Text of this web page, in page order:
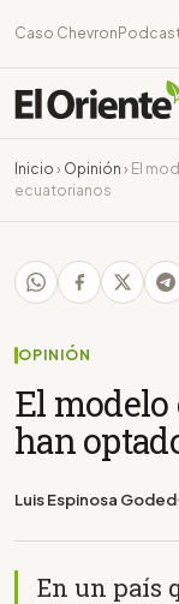
Caso Chevron
Inicio › Opinión › El
ecuatorianos
OPINIÓN
El
han
Luis Espinosa Goded
En un país